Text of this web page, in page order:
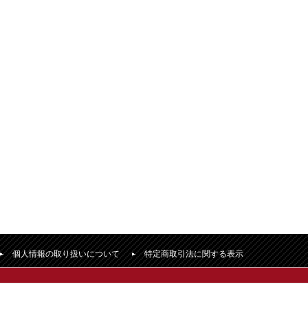
個人情報の取り扱いについて 特定商取引法に関する表示